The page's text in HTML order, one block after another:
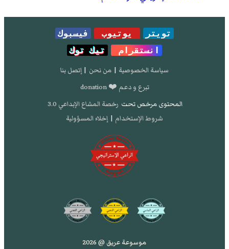
تويتر يوتيوب
فيسبوك
انستقرام
تيك توك
سياسة الخصوصية | من نحن | إتصل بنا
تبرع و دعم ❤️ donation
المحتوى مرخص تحت رخصة المشاع الإبداعي 3.0
شروط الإستخدام | إخلاء المسؤولية
موسوعة عريق @ 2026